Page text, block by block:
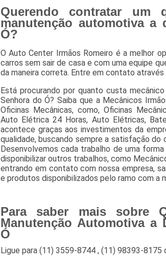
Querendo contratar um
manutenção automotiva a
Ó?
O Auto Center Irmãos Romeiro é a melhor
carros sem sair de casa e com uma equipe
da maneira correta. Entre em contato
Está procurando por quanto custa
Senhora do Ó? Saiba que a Mecânicos
Oficinas Mecânicas, como, Oficinas
Auto Elétrica 24 Horas, Auto Elétricas,
acontece graças aos investimentos da
qualidade, buscando sempre a satisfação
Desenvolvemos cada trabalho de uma
disponibilizar outros trabalhos, como
entrando em contato com nossa empresa,
e produtos disponibilizados pelo ramo com a
Para saber mais sobre
Manutenção Automotiva a
Ó
Ligue para (11) 3559-8744 , (11) 98393-8175